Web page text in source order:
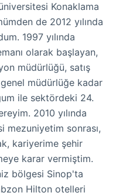
Konaklama
de 2012 yılında
1997 yılında
olarak başlayan,
müdürlüğü, satış
müdürlüğe kadar
ile sektördeki 24.
2010 yılında
mezuniyetim sonrası,
kariyerime şehir
karar vermiştim.
bölgesi Sinop'ta
Hilton otelleri